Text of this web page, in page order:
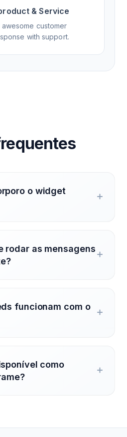
& Service
customer
with support.
o widget
rodar as mensagens
funcionam com o
como